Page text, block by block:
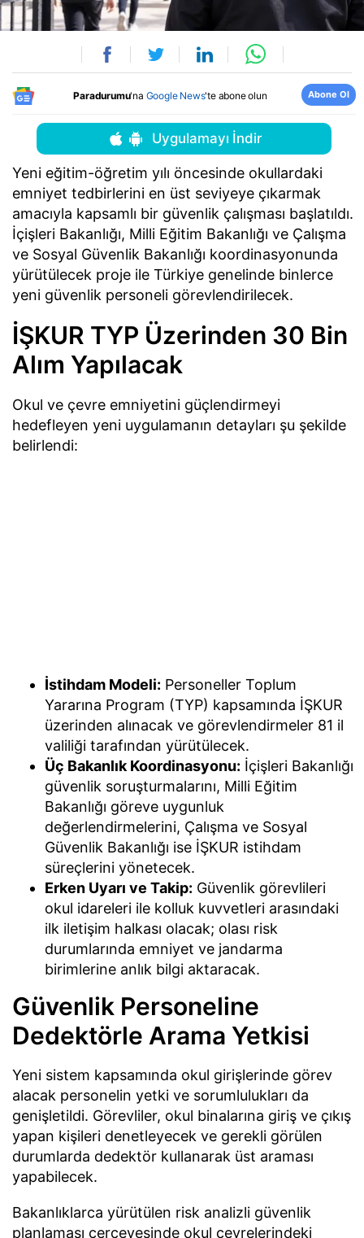
Paradurumu'na Google News'te abone olun Abone Ol
Uygulamayı İndir
Yeni eğitim-öğretim yılı öncesinde okullardaki
emniyet tedbirlerini en üst seviyeye çıkarmak
amacıyla kapsamlı bir güvenlik çalışması başlatıldı.
İçişleri Bakanlığı, Milli Eğitim Bakanlığı ve Çalışma
ve Sosyal Güvenlik Bakanlığı koordinasyonunda
yürütülecek proje ile Türkiye genelinde binlerce
yeni güvenlik personeli görevlendirilecek.
İŞKUR TYP Üzerinden 30 Bin
Alım Yapılacak
Okul ve çevre emniyetini güçlendirmeyi
hedefleyen yeni uygulamanın detayları şu şekilde
belirlendi:
İstihdam Modeli: Personeller Toplum
Yararına Program (TYP) kapsamında İŞKUR
üzerinden alınacak ve görevlendirmeler 81 il
valiliği tarafından yürütülecek.
Üç Bakanlık Koordinasyonu: İçişleri Bakanlığı
güvenlik soruşturmalarını, Milli Eğitim
Bakanlığı göreve uygunluk
değerlendirmelerini, Çalışma ve Sosyal
Güvenlik Bakanlığı ise İŞKUR istihdam
süreçlerini yönetecek.
Erken Uyarı ve Takip: Güvenlik görevlileri
okul idareleri ile kolluk kuvvetleri arasındaki
ilk iletişim halkası olacak; olası risk
durumlarında emniyet ve jandarma
birimlerine anlık bilgi aktaracak.
Güvenlik Personeline
Dedektörle Arama Yetkisi
Yeni sistem kapsamında okul girişlerinde görev
alacak personelin yetki ve sorumlulukları da
genişletildi. Görevliler, okul binalarına giriş ve çıkış
yapan kişileri denetleyecek ve gerekli görülen
durumlarda dedektör kullanarak üst araması
yapabilecek.
Bakanlıklarca yürütülen risk analizli güvenlik
planlaması çerçevesinde okul çevrelerindeki